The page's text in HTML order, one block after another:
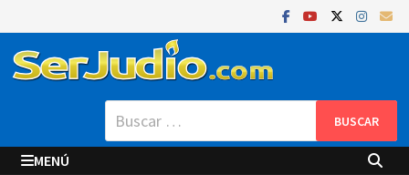
al
contenido
Buscar:
MENÚ